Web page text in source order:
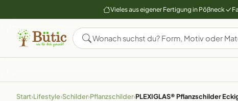
Vieles aus eigener Fertigung in Pößneck
Start›Lifestyle›Schilder›Pflanzschilder›PLEXIGLAS® Pflanzschilder